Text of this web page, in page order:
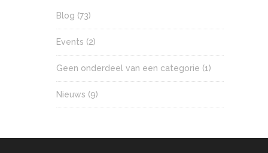
Blog (73)
Events (2)
Geen onderdeel van een categorie (1)
Nieuws (9)